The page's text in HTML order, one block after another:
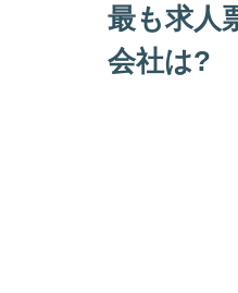
最も求人
会社は?